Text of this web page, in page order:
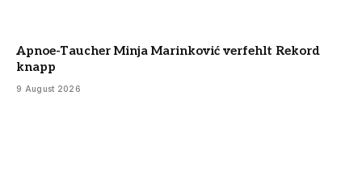
Apnoe-Taucher Minja Marinković verfehlt Rekord
knapp
9 August 2026